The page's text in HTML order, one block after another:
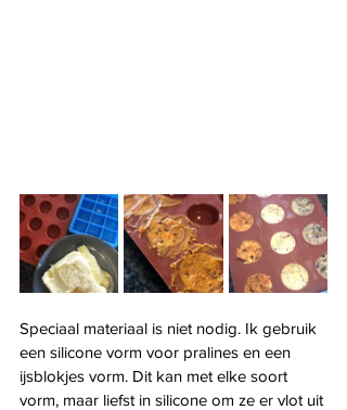
Speciaal materiaal is niet nodig. Ik gebruik
een silicone vorm voor pralines en een
ijsblokjes vorm. Dit kan met elke soort
vorm, maar liefst in silicone om ze er vlot uit